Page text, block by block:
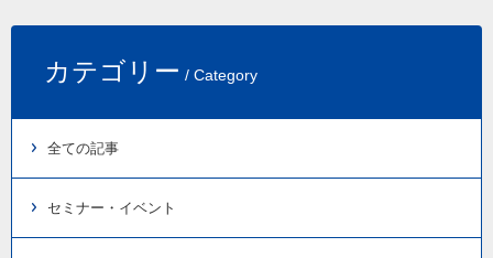
カテゴリー / Category
全ての記事
セミナー・イベント